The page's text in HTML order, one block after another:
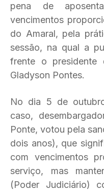
pena de
vencimentos
do Amaral, pela
sessão, na qual a
frente o presidente
Gladyson Pontes.
No dia 5 de
caso,
Ponte, votou pela
dois anos), que
com vencimentos
serviço, mas
(Poder Judiciário)